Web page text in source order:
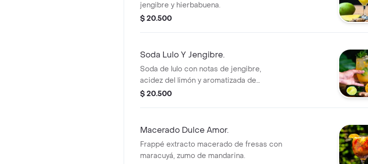
jengibre y hierbabuena.
$ 20.500
Soda Lulo Y Jengibre.
Soda de lulo con notas de jengibre,
acidez del limón y aromatizada de
hierbabuena.
$ 20.500
Macerado Dulce Amor.
Frappé extracto macerado de fresas con
maracuyá, zumo de mandarina.